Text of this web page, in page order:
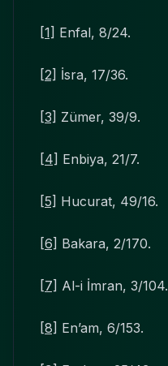
[1] Enfal, 8/24.
[2] İsra, 17/36.
[3] Zümer, 39/9.
[4] Enbiya, 21/7.
[5] Hucurat, 49/16.
[6] Bakara, 2/170.
[7] Al-i İmran, 3/104.
[8] En’am, 6/153.